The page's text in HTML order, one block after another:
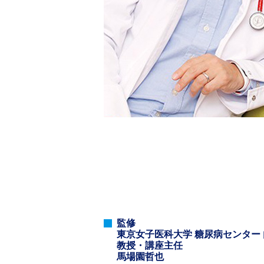
監修
東京女子医科大学 糖尿病センター
教授・講座主任
馬場園哲也